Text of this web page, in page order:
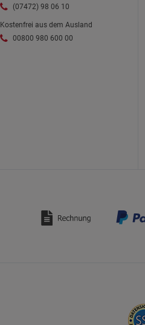
(07472) 98 06 10
Kostenfrei aus dem Ausland
00800 980 600 00